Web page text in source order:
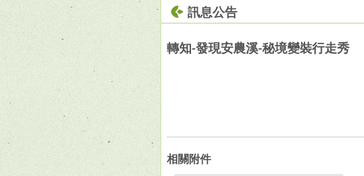
訊息公告
轉知-發現安農溪-秘境變裝行走秀
相關附件